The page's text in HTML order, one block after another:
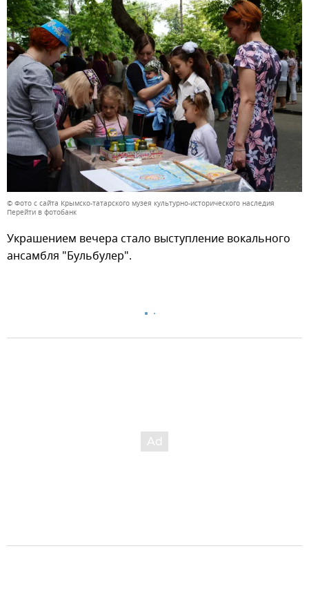
© Фото с сайта Крымско-татарского музея культурно-исторического наследия
Перейти в фотобанк
Украшением вечера стало выступление вокального
ансамбля "Бульбулер".